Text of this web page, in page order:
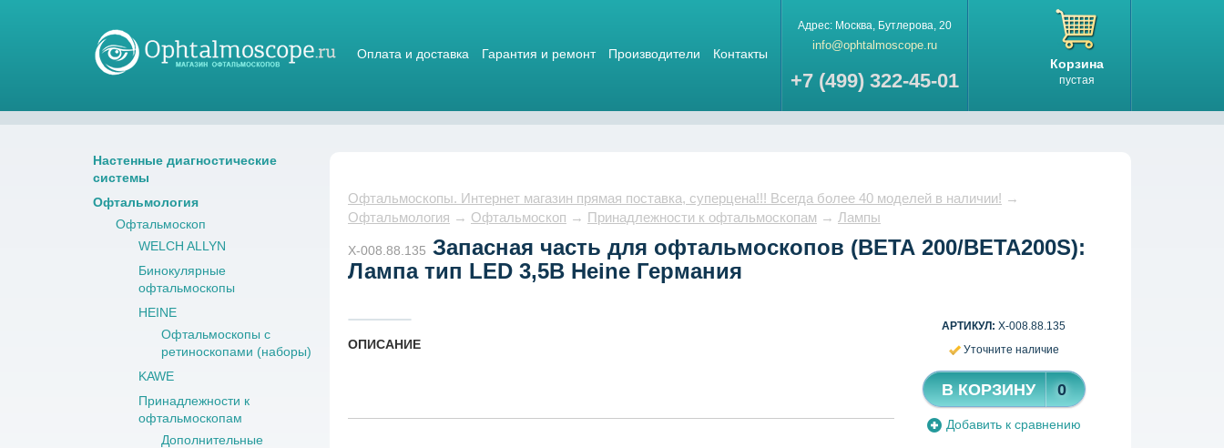
Оплата и доставка Гарантия и ремонт Производители Контакты
Адрес: Москва, Бутлерова, 20
info@ophtalmoscope.ru
+7 (499) 322-45-01
Корзина
пустая
Настенные диагностические
системы
Офтальмология
Офтальмоскоп
WELCH ALLYN
Бинокулярные
офтальмоскопы
HEINE
Офтальмоскопы с
ретиноскопами (наборы)
KAWE
Принадлежности к
офтальмоскопам
Дополнительные
Офтальмоскопы. Интернет магазин прямая поставка, суперцена!!! Всегда более 40 моделей в наличии! →
Офтальмология → Офтальмоскоп → Принадлежности к офтальмоскопам → Лампы
X-008.88.135 Запасная часть для офтальмоскопов (ВЕТА 200/ВЕТА200S):
Лампа тип LED 3,5В Heine Германия
АРТИКУЛ: X-008.88.135
Уточните наличие
В КОРЗИНУ 0
Добавить к сравнению
ОПИСАНИЕ